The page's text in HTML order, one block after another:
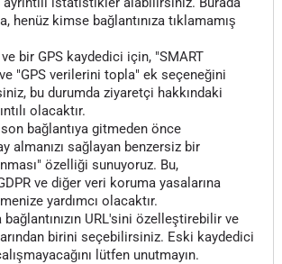
henüz kimse bağlantınıza tıklamamış
ve bir GPS kaydedici için, "SMART
"GPS verilerini topla" ek seçeneğini
bu durumda ziyaretçi hakkındaki
olacaktır.
bağlantıya gitmeden önce
almanızı sağlayan benzersiz bir
özelliği sunuyoruz. Bu,
GDPR ve diğer veri koruma yasalarına
yardımcı olacaktır.
URL'sini özelleştirebilir ve
birini seçebilirsiniz. Eski kaydedici
lütfen unutmayın.